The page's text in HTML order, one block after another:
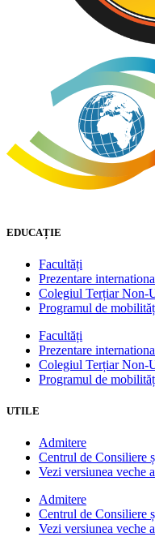
EDUCAȚIE
Facultăți
Prezentare
Colegiul Terțiar Non-
Programul de
Facultăți
Prezentare
Colegiul Terțiar Non-
Programul de
UTILE
Admitere
Centrul de Consiliere
Vezi versiunea veche
Admitere
Centrul de Consiliere
Vezi versiunea veche